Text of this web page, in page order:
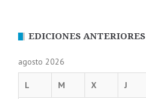
EDICIONES ANTERIORES
agosto 2026
L M X J